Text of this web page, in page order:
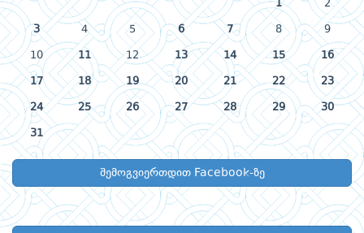
1 2
3 4 5 6 7 8 9
10 11 12 13 14 15 16
17 18 19 20 21 22 23
24 25 26 27 28 29 30
31
შემოგვიერთდით Facebook-ზე